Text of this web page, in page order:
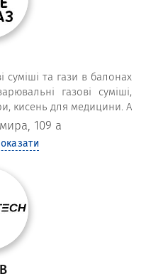
суміші та гази в балонах
газові суміші,
кисень для медицини. А
пропан, медичні гази,
в оренду газові балони
109 а